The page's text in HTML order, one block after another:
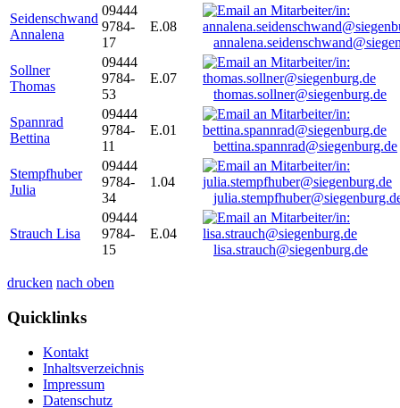
Seidenschwand
Annalena
09444
9784-
17
E.08
Sollner
Thomas
09444
9784-
53
E.07
thomas.sollner@siegenburg.de
Spannrad
Bettina
09444
9784-
11
E.01
bettina.spannrad@siegenburg.de
Stempfhuber
Julia
09444
9784-
34
1.04
Strauch Lisa
09444
9784-
15
E.04
lisa.strauch@siegenburg.de
drucken nach oben
Quicklinks
Kontakt
Inhaltsverzeichnis
Impressum
Datenschutz